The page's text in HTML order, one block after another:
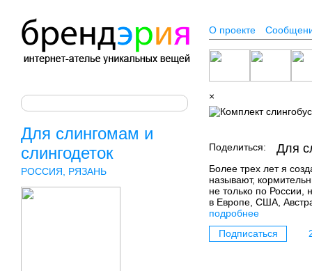
О проекте
Для слингомам и
слингодеток
РОССИЯ, РЯЗАНЬ
×
Поделиться: Для
Более трех лет я
называют,
не только по России,
в Европе, США,
подробнее
Подписаться